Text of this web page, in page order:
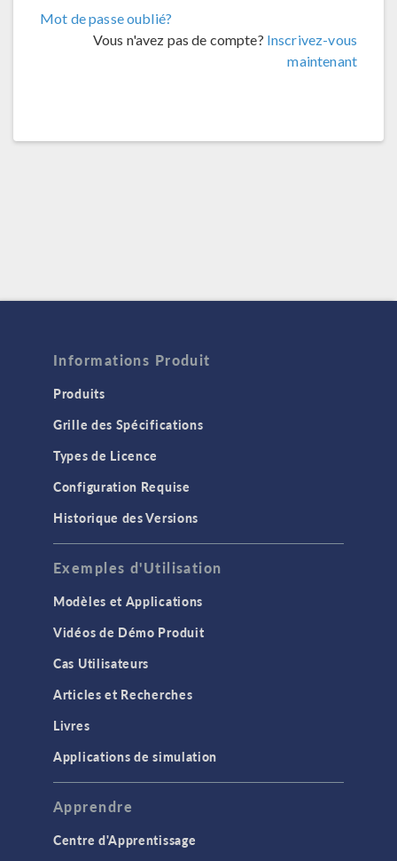
Mot de passe oublié?
Vous n'avez pas de compte? Inscrivez-vous
maintenant
Informations Produit
Produits
Grille des Spécifications
Types de Licence
Configuration Requise
Historique des Versions
Exemples d'Utilisation
Modèles et Applications
Vidéos de Démo Produit
Cas Utilisateurs
Articles et Recherches
Livres
Applications de simulation
Apprendre
Centre d'Apprentissage